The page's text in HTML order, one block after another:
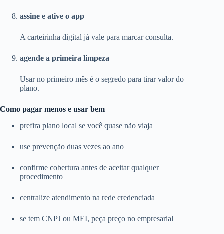
assine e ative o app
A carteirinha digital já vale para marcar consulta.
agende a primeira limpeza
Usar no primeiro mês é o segredo para tirar valor do
plano.
Como pagar menos e usar bem
prefira plano local se você quase não viaja
use prevenção duas vezes ao ano
confirme cobertura antes de aceitar qualquer
procedimento
centralize atendimento na rede credenciada
se tem CNPJ ou MEI, peça preço no empresarial